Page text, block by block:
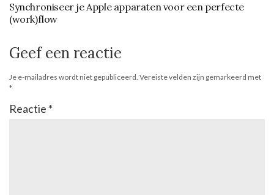
Synchroniseer je Apple apparaten voor een perfecte
(work)flow
Geef een reactie
Je e-mailadres wordt niet gepubliceerd. Vereiste velden zijn gemarkeerd met
*
Reactie *